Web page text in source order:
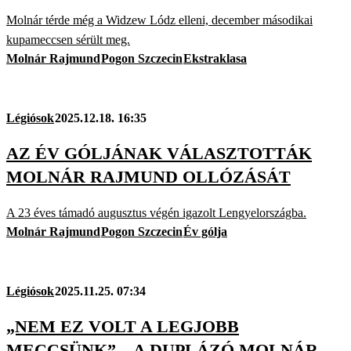
Molnár térde még a Widzew Lódz elleni, december másodikai
kupameccsen sérült meg.
Molnár RajmundPogon SzczecinEkstraklasa
Légiósok2025.12.18. 16:35
AZ ÉV GÓLJÁNAK VÁLASZTOTTÁK
MOLNÁR RAJMUND OLLÓZÁSÁT
A 23 éves támadó augusztus végén igazolt Lengyelországba.
Molnár RajmundPogon SzczecinÉv gólja
Légiósok2025.11.25. 07:34
„NEM EZ VOLT A LEGJOBB